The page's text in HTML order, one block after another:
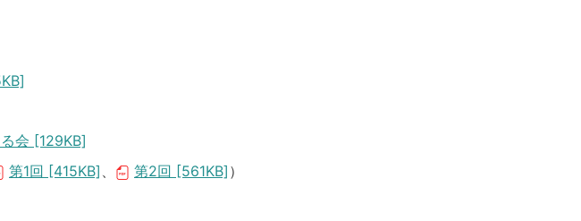
会 [129KB]
第1回 [415KB] 、 第2回 [561KB] ）